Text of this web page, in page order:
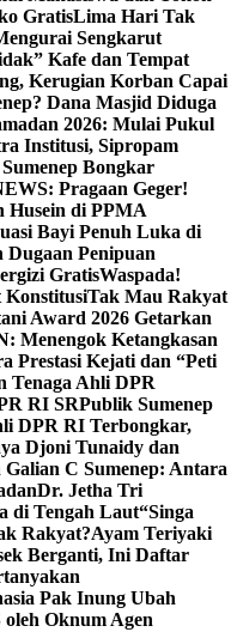
GratisLima Hari Tak
Sengkarut
Kafe dan Tempat
Kerugian Korban Capai
Dana Masjid Diduga
2026: Mulai Pukul
Institusi, Sipropam
Bongkar
Pragaan Geger!
Husein di PPMA
Bayi Penuh Luka di
Dugaan Penipuan
GratisWaspada!
KonstitusiTak Mau Rakyat
Award 2026 Getarkan
Menengok Ketangkasan
Prestasi Kejati dan “Peti
Tenaga Ahli DPR
RI SRPublik Sumenep
DPR RI Terbongkar,
Djoni Tunaidy dan
C Sumenep: Antara
Dr. Jetha Tri
di Tengah Laut“Singa
Rakyat?Ayam Teriyaki
Berganti, Ini Daftar
Pak Inung Ubah
Oknum Agen